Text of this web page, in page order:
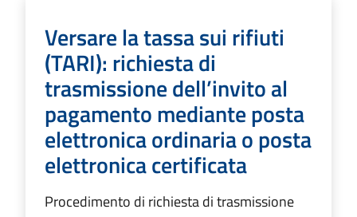
Versare la tassa sui rifiuti
(TARI): richiesta di
trasmissione dell’invito al
pagamento mediante posta
elettronica ordinaria o posta
elettronica certificata
Procedimento di richiesta di trasmissione